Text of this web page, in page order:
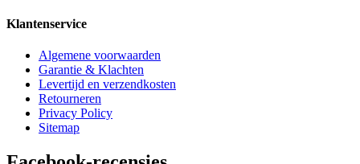
Klantenservice
Algemene voorwaarden
Garantie & Klachten
Levertijd en verzendkosten
Retourneren
Privacy Policy
Sitemap